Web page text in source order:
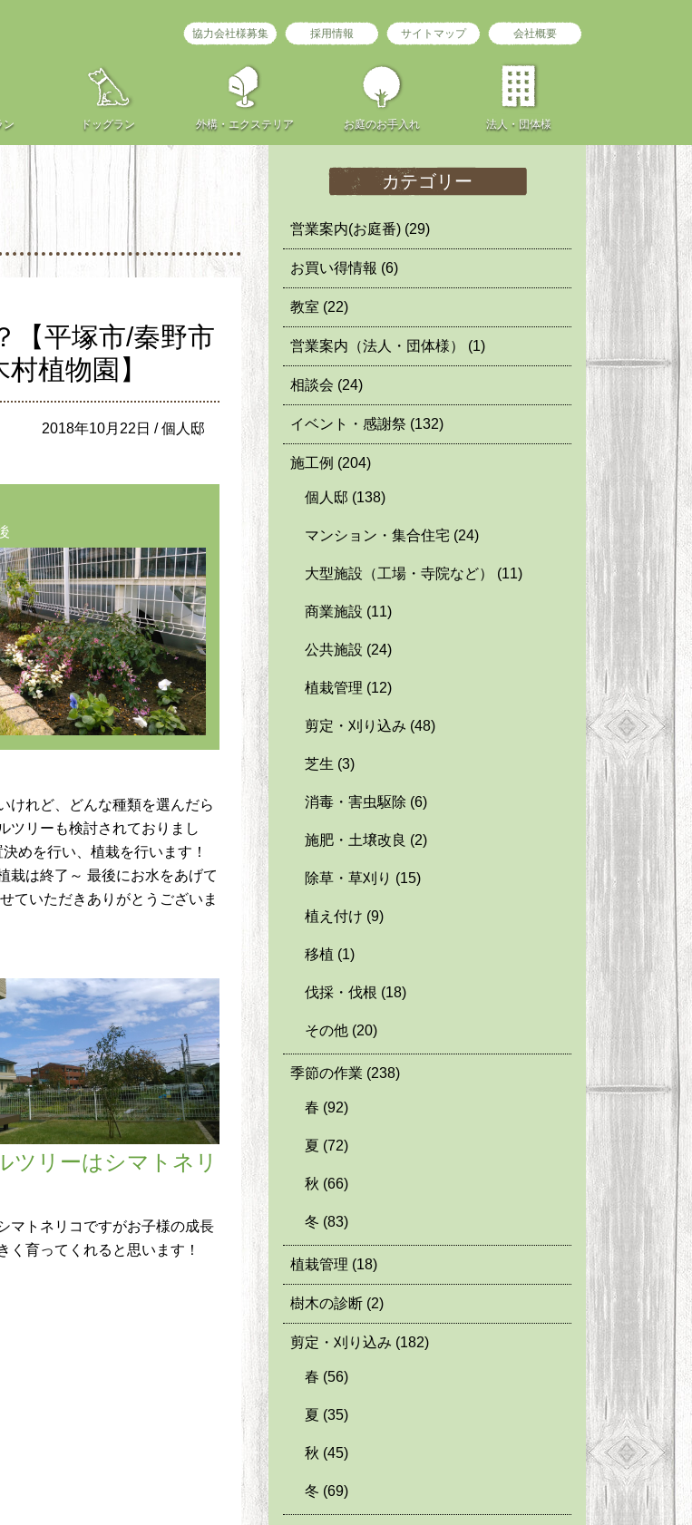
ン ドッグラン 外構・ エクステリア お庭のお手入れ 法人・団体様
協力会社様募集 採用情報 サイトマップ 会社概要
【平塚市/秦野市
植物園】
2018年10月22日 /個人邸
けれど、どんな種類を選んだら
ツリーも検討されておりまし
めを行い、植栽を行います！
栽は終了～ 最後にお水をあげて
ていただきありがとうございま
ツリーはシマトネリ
マトネリコですがお子様の成長
く育ってくれると思います！
カテゴリー
営業案内(お庭番) (29)
お買い得情報 (6)
教室 (22)
営業案内（法人・団体様） (1)
相談会 (24)
イベント・感謝祭 (132)
施工例 (204)
個人邸 (138)
マンション・集合住宅 (24)
大型施設（工場・寺院など） (11)
商業施設 (11)
公共施設 (24)
植栽管理 (12)
剪定・刈り込み (48)
芝生 (3)
消毒・害虫駆除 (6)
施肥・土壌改良 (2)
除草・草刈り (15)
植え付け (9)
移植 (1)
伐採・伐根 (18)
その他 (20)
季節の作業 (238)
春 (92)
夏 (72)
秋 (66)
冬 (83)
植栽管理 (18)
樹木の診断 (2)
剪定・刈り込み (182)
春 (56)
夏 (35)
秋 (45)
冬 (69)